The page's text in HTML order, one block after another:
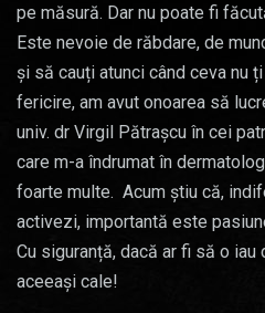
pe măsură. Dar nu poate fi
Este nevoie de răbdare, de
și să cauți atunci când ceva nu
fericire, am avut onoarea să
univ. dr Virgil Pătrașcu în cei
care m-a îndrumat în
foarte multe. Acum știu că,
activezi, importantă este
Cu siguranță, dacă ar fi să o iau
aceeași cale!